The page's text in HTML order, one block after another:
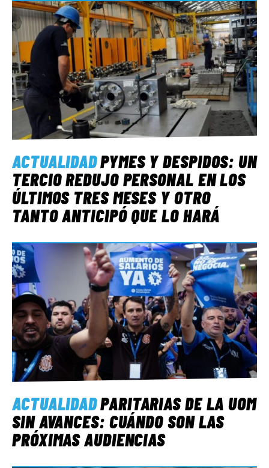
ACTUALIDADPYMES Y DESPIDOS: UN
TERCIO REDUJO PERSONAL EN LOS
ÚLTIMOS TRES MESES Y OTRO
TANTO ANTICIPÓ QUE LO HARÁ
ACTUALIDADPARITARIAS DE LA UOM
SIN AVANCES: CUÁNDO SON LAS
PRÓXIMAS AUDIENCIAS